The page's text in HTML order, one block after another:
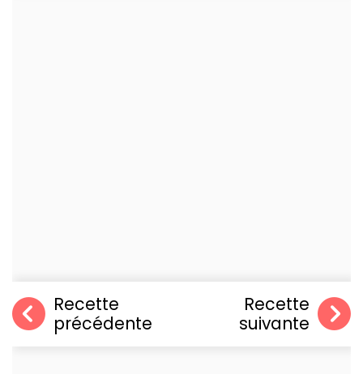
Recette
précédente
Recette
suivante